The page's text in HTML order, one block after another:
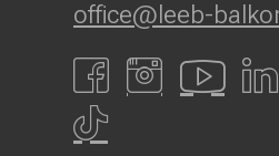
office@leeb-